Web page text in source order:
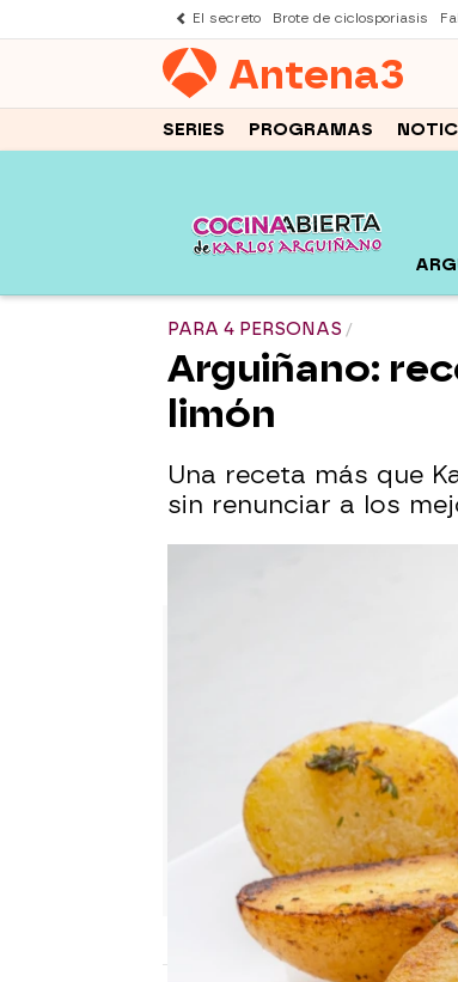
El secreto Brote de ciclosporiasis
Antena3
SERIES PROGRAMAS
PARA 4 PERSONAS
Arguiñano:
limón
Una receta más que
sin renunciar a los
¡Se ha puesto de